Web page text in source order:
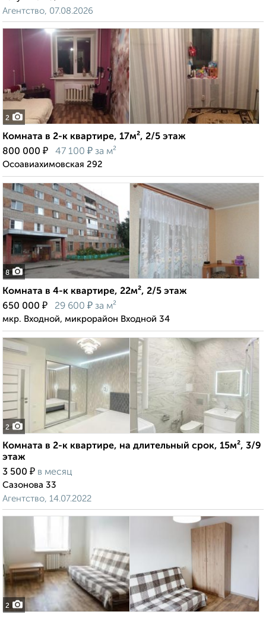
Агентство, 07.08.2026
2
Комната в 2-к квартире, 17м², 2/5 этаж
800 000 ₽ 47 100 ₽ за м²
Осоавиахимовская 292
8
Комната в 4-к квартире, 22м², 2/5 этаж
650 000 ₽ 29 600 ₽ за м²
мкр. Входной, микрорайон Входной 34
2
Комната в 2-к квартире, на длительный срок, 15м², 3/9
этаж
3 500 ₽ в месяц
Сазонова 33
Агентство, 14.07.2022
2